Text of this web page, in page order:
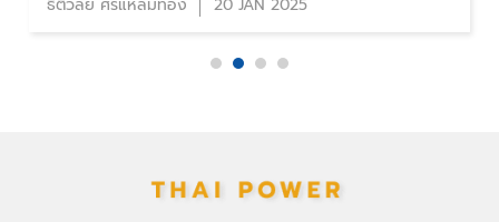
thaipowermarket_admin 4 JUL 2020